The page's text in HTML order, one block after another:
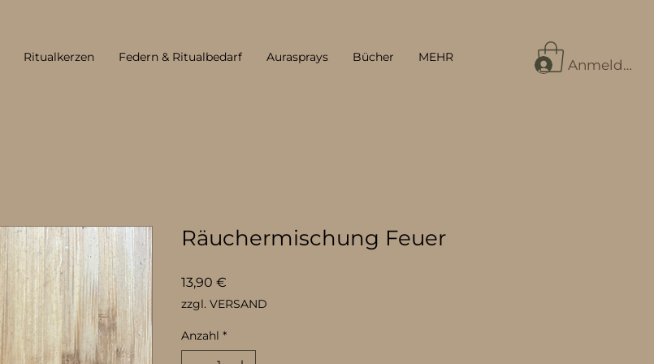
Anmelden
Ritualkerzen Federn & Ritualbedarf Aurasprays Bücher MEHR
Räuchermischung Feuer
13,90 €
zzgl. VERSAND
Anzahl *